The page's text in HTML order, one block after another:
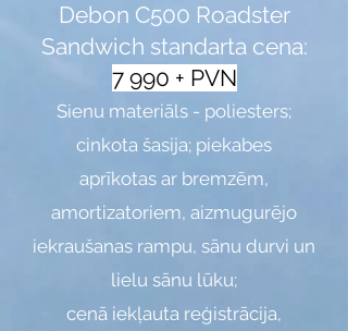
Debon C500 Roadster
Sandwich standarta cena:
7 990 + PVN
Sienu materiāls - poliesters;
cinkota šasija; piekabes
aprīkotas ar bremzēm,
amortizatoriem, aizmugurējo
iekraušanas rampu, sānu durvi un
lielu sānu lūku;
cenā iekļauta reģistrācija,